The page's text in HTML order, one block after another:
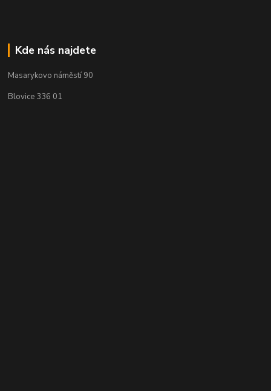
Kde nás najdete
Masarykovo náměstí 90
Blovice 336 01